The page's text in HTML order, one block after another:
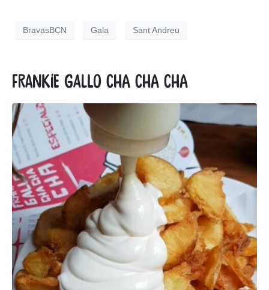
BravasBCN Gala Sant Andreu
Frankie Gallo Cha Cha Cha